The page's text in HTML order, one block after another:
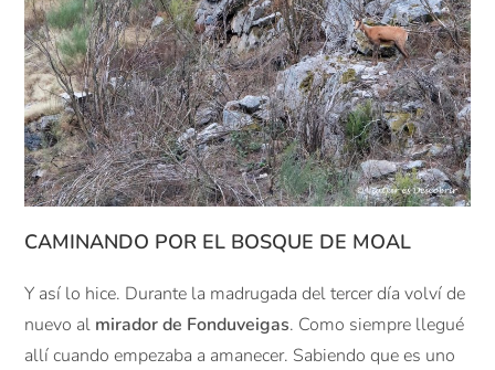
CAMINANDO POR EL BOSQUE DE MOAL
Y así lo hice. Durante la madrugada del tercer día volví de
nuevo al mirador de Fonduveigas. Como siempre llegué
allí cuando empezaba a amanecer. Sabiendo que es uno